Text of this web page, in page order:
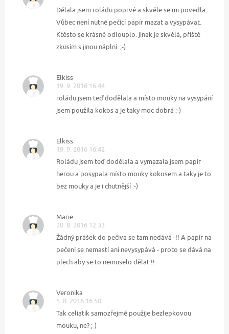
Dělala jsem roládu poprvé a skvěle se mi povedla.
Vůbec není nutné pečící papír mazat a vysypávat.
Ktěsto se krásně odlouplo. jinak je skvělá, příště
zkusím s jinou náplní. ;-)
Elkiss
19. 9. 2016 16:44
roládu jsem teď dodělala a místo mouky na vysypání
jsem použila kokos a je taky moc dobrá :-)
Elkiss
19. 9. 2016 16:42
Roládu jsem teď dodělala a vymazala jsem papír
herou a posypala místo mouky kokosem a taky je to
bez mouky a je i chutnější :-)
Marie
20. 8. 2016 12:33
Žádný prášek do pečiva se tam nedává -!! A papír na
pečení se nemastí ani nevysypává - proto se dává na
plech aby se to nemuselo dělat !!
Veronika
5. 8. 2016 16:50
Tak celiatik samozřejmě použije bezlepkovou
mouku, ne? ;-)